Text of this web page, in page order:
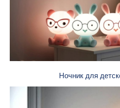
Ночник для